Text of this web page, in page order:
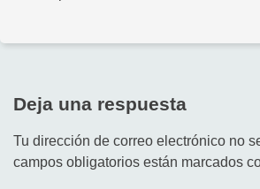
Deja una respuesta
Tu dirección de correo electrónico no
campos obligatorios están marcados